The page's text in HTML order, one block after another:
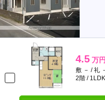
4.5 万円
敷 － / 礼
2階 /